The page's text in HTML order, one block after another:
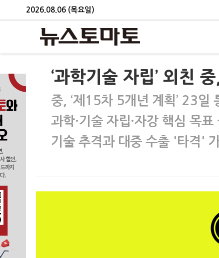
2026.08.06 (목요일)
‘과학기술 자립’ 외친
중, ‘제15차 5개년 계획’ 23일
과학·기술 자립·자강 핵심 목표
기술 추격과 대중 수출 '타격'